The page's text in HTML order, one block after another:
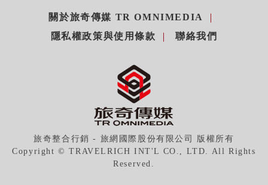
關於旅奇傳媒 TR OMNIMEDIA
隱私權政策與使用條款
聯絡我們
旅奇整合行銷 - 旅網國際股份有限公司 版權所有
Copyright © TRAVELRICH INT'L CO., LTD. All Rights
Reserved.